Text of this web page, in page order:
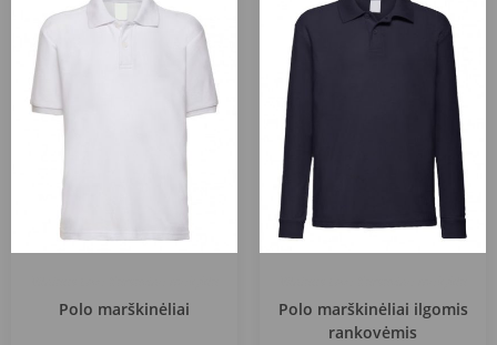
Polo marškinėliai
Polo marškinėliai ilgomis
rankovėmis